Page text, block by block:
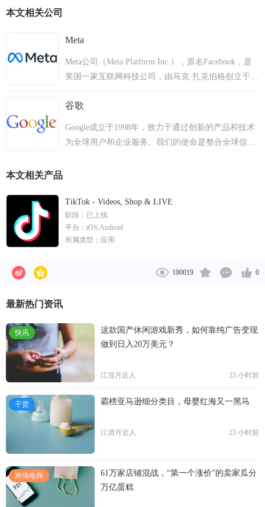
本文相关公司
Meta
Meta公司（Meta Platform Inc.），原名Facebook，是
美国一家互联网科技公司，由马克·扎克伯格创立于
宙等产品。总部位于美国加利福尼亚州门洛帕克。
2012年3月6日，Facebook发布Windows版桌面聊天软
件Facebook Messenger；5月，Facebook通过首次公开
音箱“Portal”。2019年9月，Facebook与阿里巴巴、
Twitter和Uber共同成立Presto基金会，用于大规模分布
式数据处理。2020年~2022年，Facebook陆续收购多家
谷歌
Google成立于1998年，致力于通过创新的产品和技术
为全球用户和企业服务。我们的使命是整合全球信
本文相关产品
TikTok - Videos, Shop & LIVE
阶段： 已上线
平台： iOS,Android
所属类型： 应用
100019 0
最新热门资讯
快讯
这款国产休闲游戏新秀，如何靠纯广告变现
做到日入20万美元？
江清月近人 23 小时前
干货 霸榜亚马逊细分类目，母婴红海又一黑马
江清月近人 23 小时前
跨境电商
61万家店铺混战，“第一个涨价”的卖家瓜分
万亿蛋糕